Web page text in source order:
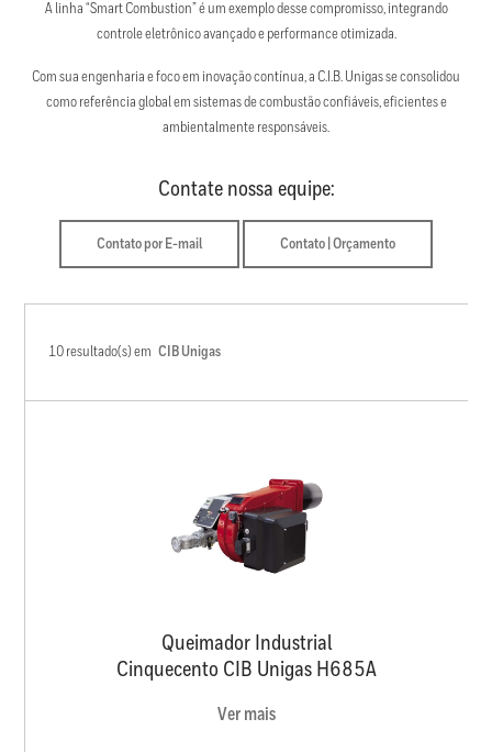
A linha “Smart Combustion” é um exemplo desse compromisso, integrando
controle eletrônico avançado e performance otimizada.
Com sua engenharia e foco em inovação contínua, a C.I.B. Unigas se consolidou
como referência global em sistemas de combustão confiáveis, eficientes e
ambientalmente responsáveis.
Contate nossa equipe:
Contato por E-mail Contato | Orçamento
10 resultado(s) em CIB Unigas
Queimador Industrial
Cinquecento CIB Unigas H685A
Ver mais